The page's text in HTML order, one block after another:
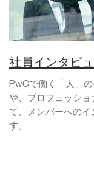
社員インタビ
PwCで働く「人」
や、プロフェッシ
て、メンバーへの
す。